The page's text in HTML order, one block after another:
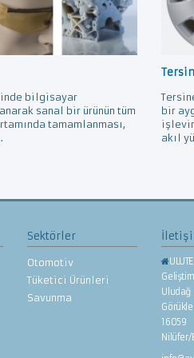
bilgisayar
sanal bir ürünün tüm
tamamlanması,
bir
akıl
Sektörler
Otomotiv
Tüketici Ürünleri
Savunma
16059
Nilüfer/